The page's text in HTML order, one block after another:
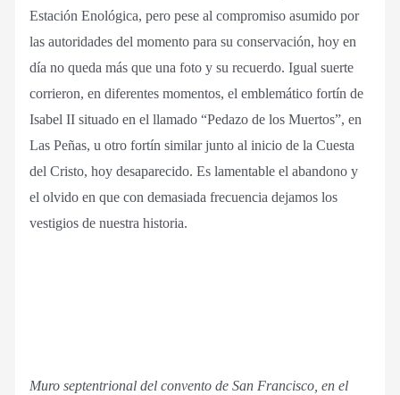
Estación Enológica, pero pese al compromiso asumido por
las autoridades del momento para su conservación, hoy en
día no queda más que una foto y su recuerdo. Igual suerte
corrieron, en diferentes momentos, el emblemático fortín de
Isabel II situado en el llamado “Pedazo de los Muertos”, en
Las Peñas, u otro fortín similar junto al inicio de la Cuesta
del Cristo, hoy desaparecido. Es lamentable el abandono y
el olvido en que con demasiada frecuencia dejamos los
vestigios de nuestra historia.
Muro septentrional del convento de San Francisco, en el